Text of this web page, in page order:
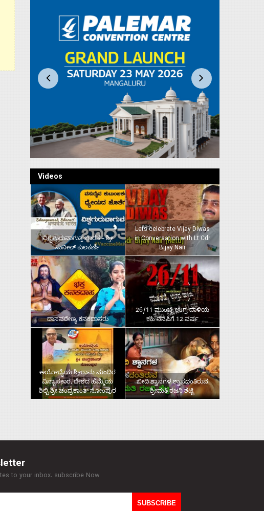
Videos
ವಿಶ್ವಗುರುವಾಗುತ್ತ ಭಾರತ – ಶ್ರೀ
ಸುನೀಲ್‌ ಕುಲಕರ್ಣಿ
Lets celebrate Vijay Diwas
in Conversation with Lt Cdr
Bijay Nair
ದಾಸವರೇಣ್ಯ ಕನಕದಾಸರು
26/11 ಮುಂಬೈ ಉಗ್ರ ದಾಳಿಯ
ಕಹಿ ನೆನಪಿಗೆ 12 ವರ್ಷ
ಅಯೋಧ್ಯೆಯ ಶ್ರೀರಾಮ ಮಂದಿರ
ವಿನ್ಯಾಸಕಾರ, ದೇಶದ ಹೆಮ್ಮೆಯ
ಶಿಲ್ಪಿ ಶ್ರೀ ಚಂದ್ರಕಾಂತ್‌ ಸೋಂಪುರ
ಬೀದಿ ಶ್ವಾನಗಳ ಶ್ವಾಸದಂತಿರುವ
ಶ್ರೀಮತಿ ರಜನಿ ಶೆಟ್ಟಿ
to your inbox. subscribe Now